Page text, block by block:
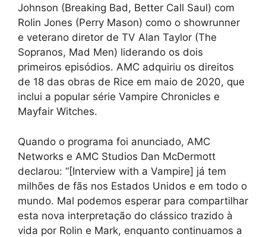
Johnson (Breaking Bad, Better Call Saul) com
Rolin Jones (Perry Mason) como o showrunner
e veterano diretor de TV Alan Taylor (The
Sopranos, Mad Men) liderando os dois
primeiros episódios. AMC adquiriu os direitos
de 18 das obras de Rice em maio de 2020, que
inclui a popular série Vampire Chronicles e
Mayfair Witches.
Quando o programa foi anunciado, AMC
Networks e AMC Studios Dan McDermott
declarou: “[Interview with a Vampire] já tem
milhões de fãs nos Estados Unidos e em todo o
mundo. Mal podemos esperar para compartilhar
esta nova interpretação do clássico trazido à
vida por Rolin e Mark, enquanto continuamos a